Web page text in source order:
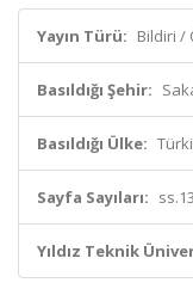
Yayın Türü: Bildiri /
Basıldığı Şehir:
Basıldığı Ülke:
Sayfa Sayıları: ss.13
Yıldız Teknik